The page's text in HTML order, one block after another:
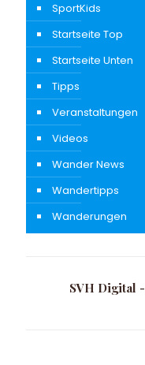
SportKids
Startseite Top
Startseite Unten
Tipps
Veranstaltungen
Videos
Wander News
Wandertipps
Wanderungen
SVH Digital